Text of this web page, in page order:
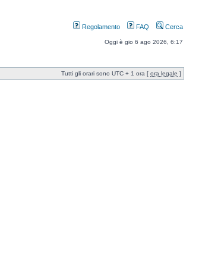
Regolamento FAQ Cerca
Oggi è gio 6 ago 2026, 6:17
Tutti gli orari sono UTC + 1 ora [ ora legale ]